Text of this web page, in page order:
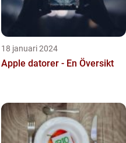
18 januari 2024
Apple datorer - En Översikt